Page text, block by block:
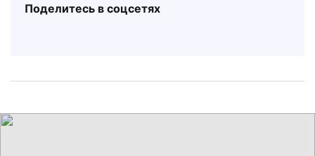
Поделитесь в соцсетях